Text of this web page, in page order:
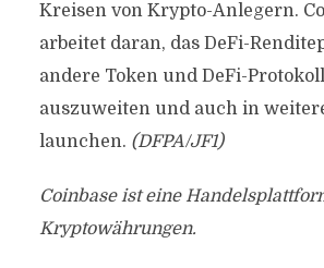
Kreisen von Krypto-Anlegern.
arbeitet daran, das DeFi-
andere Token und DeFi-
auszuweiten und auch in
launchen. (DFPA/JF1)
Coinbase ist eine
Kryptowährungen.